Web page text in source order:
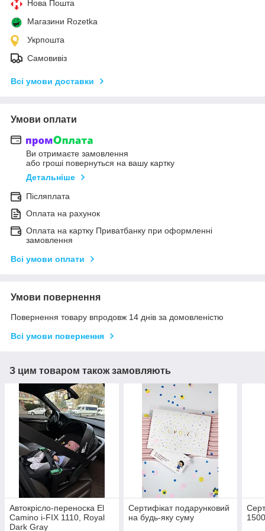
Нова Пошта
Магазини Rozetka
Укрпошта
Самовивіз
Всі умови доставки
Умови оплати
Ви отримаєте замовлення
або гроші повернуться на вашу картку
Детальніше
Післяплата
Оплата на рахунок
Оплата на картку Приватбанку при оформленні
замовлення
Всі умови оплати
Умови повернення
Повернення товару впродовж 14 днів за домовленістю
Всі умови повернення
З цим товаром також замовляють
Автокрісло-переноска El
Camino i-FIX 1110, Royal
Dark Gray
Сертифікат подарунковий
на будь-яку суму